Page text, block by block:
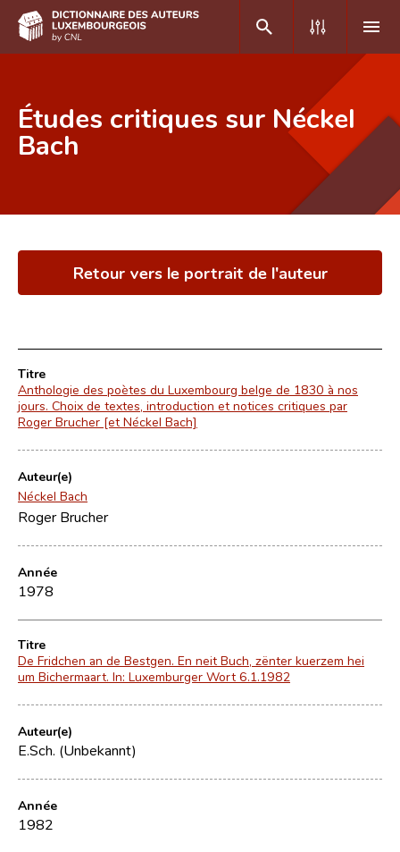
DE
Foire aux questions
Équipe scientifique
Contact
Études critiques sur Néckel
Bach
Retour vers le portrait de l'auteur
Titre
Anthologie des poètes du Luxembourg belge de 1830 à nos
jours. Choix de textes, introduction et notices critiques par
Roger Brucher [et Néckel Bach]
Auteur(e)
Néckel Bach
Roger Brucher
Année
1978
Titre
De Fridchen an de Bestgen. En neit Buch, zënter kuerzem hei
um Bichermaart. In: Luxemburger Wort 6.1.1982
Auteur(e)
E.Sch. (Unbekannt)
Année
1982